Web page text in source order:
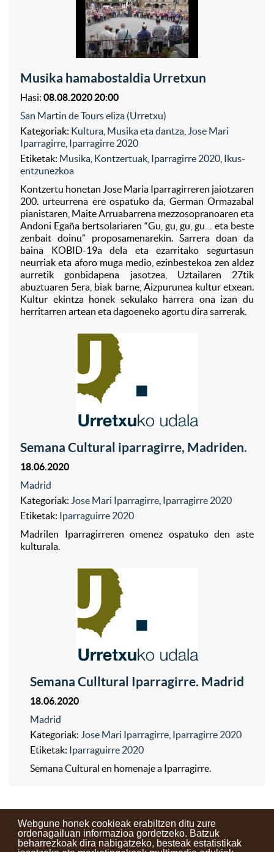
Webgune honek cookieak erabiltzen ditu zure
ordenagailuan informazioa gordetzeko. Batzuk
beharrezkoak dira nabigatzeko, besteak estatistikak
Musika hamabostaldia Urretxun
Hasi: 08.08.2020 20:00
San Martin de Tours eliza (Urretxu)
Kategoriak: Kultura Musika eta dantza Jose Mari
Iparragirre
Iparragirre 2020
Etiketak: Musika Kontzertuak Iparragirre 2020
Ikus-
entzunezkoa
Kontzertu honetan Jose Maria Iparragirreren jaiotzaren
200. urteurrena ere ospatuko da, German Ormazabal
pianistaren, Maite Arruabarrena mezzosopranoaren eta
Andoni Egaña bertsolariaren “Gu, gu, gu, gu… eta beste
zenbait doinu” proposamenarekin. Sarrera doan da
baina KOBID-19a dela eta ezarritako segurtasun
neurriak eta aforo muga medio, ezinbestekoa zen aldez
aurretik gonbidapena jasotzea, Uztailaren 27tik
abuztuaren 5era, biak barne, Aizpurunea kultur etxean.
Kultur ekintza honek sekulako harrera ona izan du
herritarren artean eta dagoeneko agortu dira sarrerak.
Semana Cultural iparragirre, Madriden.
18.06.2020
Madrid
Kategoriak: Jose Mari Iparragirre Iparragirre 2020
Etiketak: Iparraguirre 2020
Madrilen Iparragirreren omenez ospatuko den aste
kulturala.
Semana Culltural Iparragirre. Madrid
18.06.2020
Madrid
Kategoriak: Jose Mari Iparragirre Iparragirre 2020
Etiketak: Iparraguirre 2020
Semana Cultural en homenaje a Iparragirre.